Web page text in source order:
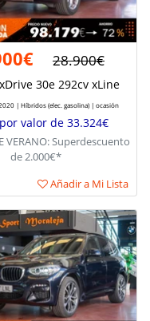
28.900€
30e 292cv xLine
| Híbridos (elec. gasolina) | ocasión
valor de 33.324€
VERANO: Superdescuento
de 2.000€*
Añadir a Mi Lista